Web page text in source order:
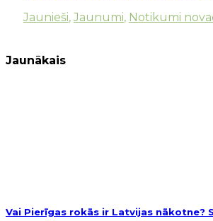
Jaunieši, Jaunumi, Notikumi
Jaunākais
Vai Pierīgas rokās ir Latvijas